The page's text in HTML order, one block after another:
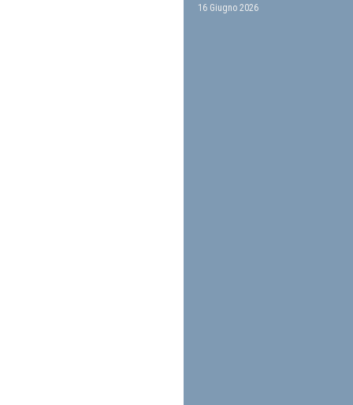
16 Giugno 2026